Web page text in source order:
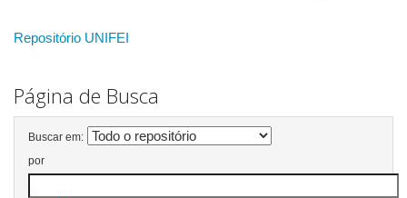
Repositório UNIFEI
Página de Busca
Buscar em:
por